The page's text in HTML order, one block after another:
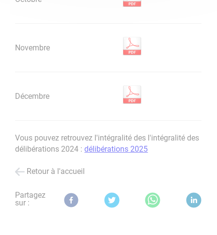
Novembre
Décembre
Vous pouvez retrouvez l'intégralité des l'intégralité des
délibérations 2024 :délibérations 2025
Retour à l'accueil
Partagez
sur :